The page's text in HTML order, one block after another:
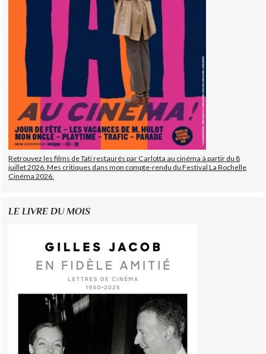
Retrouvez les films de Tati restaurés par Carlotta au cinéma à partir du 8
juillet 2026. Mes critiques dans mon compte-rendu du Festival La Rochelle
Cinéma 2026.
LE LIVRE DU MOIS